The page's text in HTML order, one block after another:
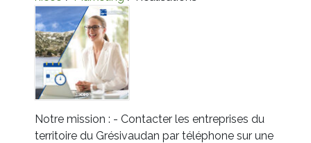
Notre mission : - Contacter les entreprises du
territoire du Grésivaudan par téléphone sur une